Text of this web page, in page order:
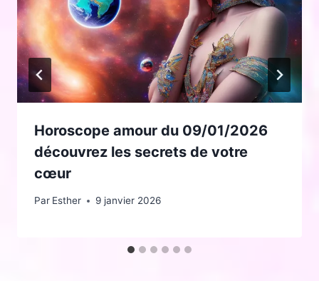
Horoscope amour du 09/01/2026
découvrez les secrets de votre
cœur
Par Esther 9 janvier 2026